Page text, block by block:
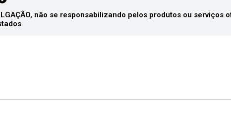
não se responsabilizando pelos produtos ou serviços